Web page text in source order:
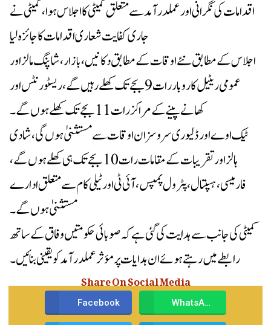
اقدامات کی نگرانی اور عملدرآمد سے متعلق کمیٹی کا اجلاس ہوا، کمیٹی نے
جاری کفایت شعاری اقدامات کا جائزہ لیا
اجلاس کے مطابق نئے اوقات کے مطابق دکانیں، بازار، شاپنگ مالز اور
عمومی ریٹیل کاروبار رات 9 بجے تک کھلے رہیں گے، ریسٹورنٹس اور
کھانے پینے کے مراکز رات 11 بجے تک کھلے ہوں گے۔
ٹیک اوے اور ڈلیوری سروسز ان اوقات سے مستثنیٰ ہوں گی، شادی
ہالز اور تقریبات کے مقامات رات 10 بجے تک ہی کھلے ہوں گے،
فارمیسی، ہسپتال، پٹرول پمپس، آئی ٹی اور ٹیلی کام سے متعلق ادارے
مستثنیٰ ہوں گے۔
کمیٹی کی جانب سے ہدایت کی گئی ہے کہ صوبائی حکومتیں وفاق کے ساتھ
رابطے میں رہتے ہوئے ان ہدایات پر مؤثر عملدرآمد کو یقینی بنائیں۔
Share On Social Media
Facebook WhatsApp